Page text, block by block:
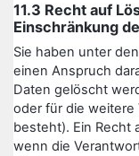
11.3 Recht auf
Einschränkung
Sie haben unter
einen Anspruch
Daten gelöscht
oder für die weitere
besteht). Ein Recht
wenn die